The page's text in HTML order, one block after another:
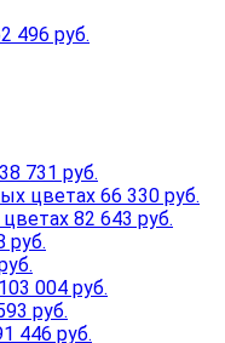
496 руб.
731 руб.
цветах 66 330 руб.
82 643 руб.
руб.
004 руб.
руб.
446 руб.